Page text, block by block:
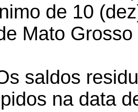
de 10
Mato
saldos
na data